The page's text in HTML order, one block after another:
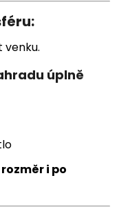
venku.
úplně
i po